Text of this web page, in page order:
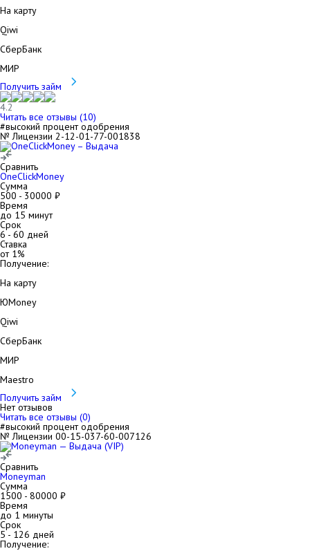
На карту
Qiwi
СберБанк
МИР
Получить займ
4.2
Читать все отзывы (10)
#высокий процент одобрения
№ Лицензии 2-12-01-77-001838
Сравнить
OneClickMoney
Сумма
500 - 30000 ₽
Время
до 15 минут
Срок
6- 60 дней
Ставка
от 1%
Получение:
На карту
ЮMoney
Qiwi
СберБанк
МИР
Maestro
Получить займ
Нет отзывов
Читать все отзывы (0)
#высокий процент одобрения
№ Лицензии 00-15-037-60-007126
Сравнить
Moneyman
Сумма
1500 - 80000 ₽
Время
до 1 минуты
Срок
5- 126 дней
Получение: